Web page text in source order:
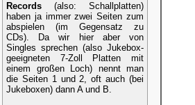
Records (also: Schallplatten)
haben ja immer zwei Seiten zum
abspielen (im Gegensatz zu
CDs). Da wir hier aber von
Singles sprechen (also Jukebox-
geeigneten 7-Zoll Platten mit
einem großen Loch) nennt man
die Seiten 1 und 2, oft auch (bei
Jukeboxen) dann A und B.